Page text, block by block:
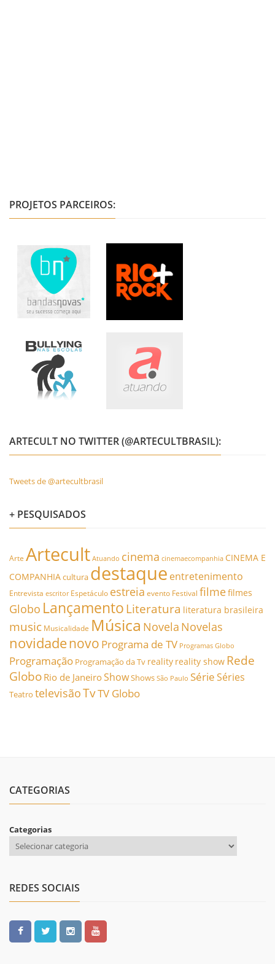
PROJETOS PARCEIROS:
ARTECULT NO TWITTER (@ARTECULTBRASIL):
Tweets de @artecultbrasil
+ PESQUISADOS
Arte Artecult Atuando cinema cinemaecompanhia CINEMA E
COMPANHIAcultura destaque entretenimento
Entrevista escritor Espetáculo estreia evento Festival filmefilmes
Globo Lançamento Literatura literatura brasileira
music Musicalidade Música Novela Novelas
novidadenovo Programa de TV Programas Globo
Programação Programação da Tv reality reality show Rede
Globo Rio de JaneiroShowShows São Paulo SérieSéries
Teatro televisãoTvTV Globo
CATEGORIAS
Categorias
REDES SOCIAIS